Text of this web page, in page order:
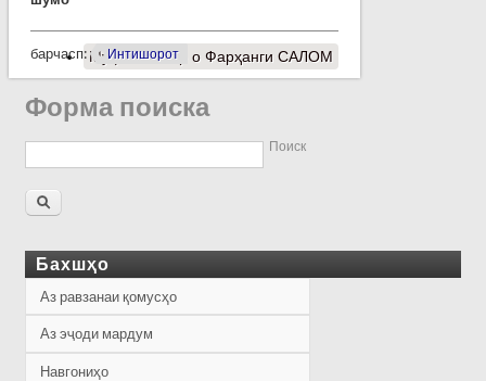
барчасп: Интишорот
Муфассалтар о Фарҳанги САЛОМ
Форма поиска
Поиск
Бахшҳо
Аз равзанаи қомусҳо
Аз эҷоди мардум
Навгониҳо